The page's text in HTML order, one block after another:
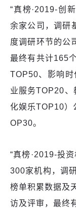
“真榜·2019-创
余家公司，调研
度调研环节的公
最终有共计165
TOP50、影响
业服务TOP20
化娱乐TOP10）
OP30。
“真榜·2019-投
300家机构，调
榜单积累数据及
访及评审，最终